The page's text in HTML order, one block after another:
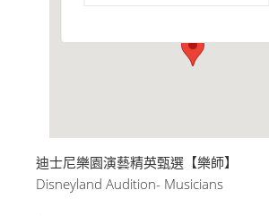
迪士尼樂園演藝精英甄選【樂師】
Disneyland Audition- Musicians